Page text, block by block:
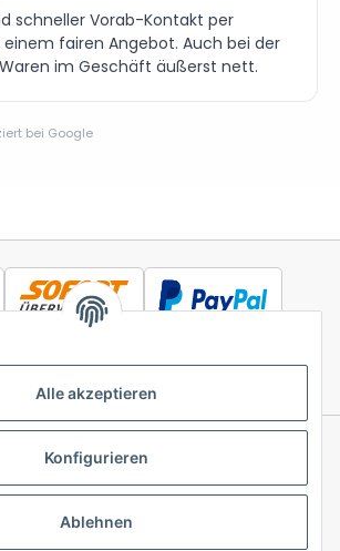
Alle akzeptieren
Konfigurieren
Ablehnen
schneller Vorab-Kontakt per
fairen Angebot. Auch bei der
im Geschäft äußerst nett.
bei Google